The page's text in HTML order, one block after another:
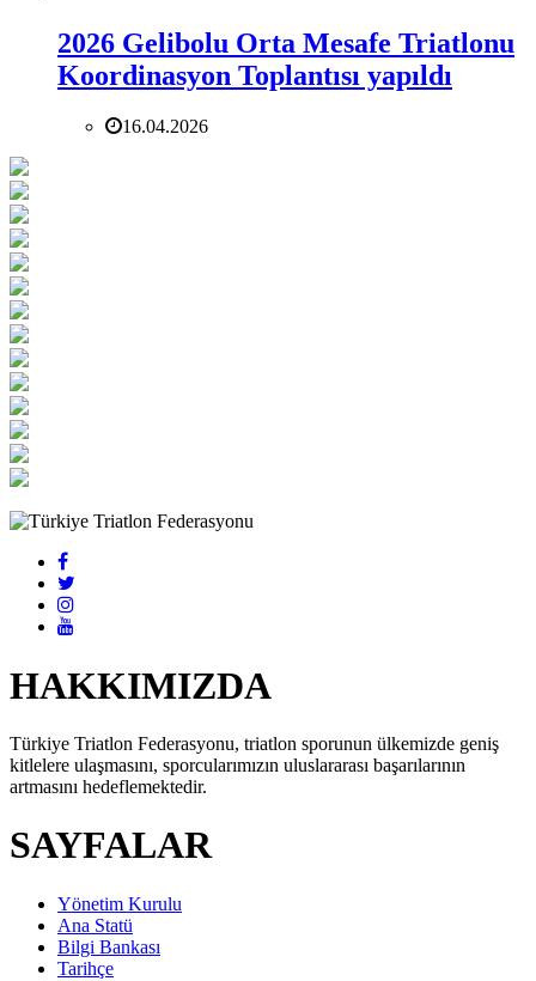
2026 Gelibolu Orta Mesafe Triatlonu
Koordinasyon Toplantısı yapıldı
16.04.2026
HAKKIMIZDA
Türkiye Triatlon Federasyonu, triatlon sporunun ülkemizde geniş
kitlelere ulaşmasını, sporcularımızın uluslararası başarılarının
artmasını hedeflemektedir.
SAYFALAR
Yönetim Kurulu
Ana Statü
Bilgi Bankası
Tarihçe